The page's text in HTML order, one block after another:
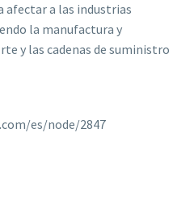
afectar a las industrias
la manufactura y
y las cadenas de suministro
es/node/2847